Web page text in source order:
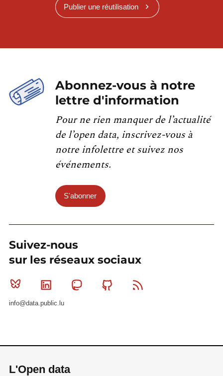
Publier une réutilisation
Abonnez-vous à notre
lettre d'information
Pour ne rien manquer de l’actualité
de l’open data, inscrivez-vous à
notre infolettre et suivez nos
événements.
S'abonner
Suivez-nous
sur les réseaux sociaux
Bluesky Linkedin MastodonGithub
info@data.public.lu
L'Open data